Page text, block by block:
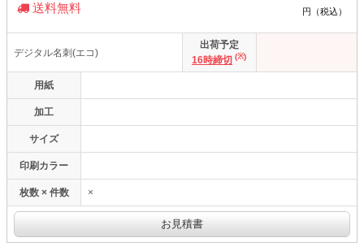
デジタル名刺(エコ)
用紙
加工
サイズ
印刷カラー
枚数 × 件数
出荷予定
16時締切 (※)
×
送料無料 円（税込）